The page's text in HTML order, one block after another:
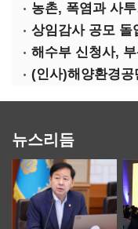
농촌, 폭염과 사
(인사)해양환경공
뉴스리듬